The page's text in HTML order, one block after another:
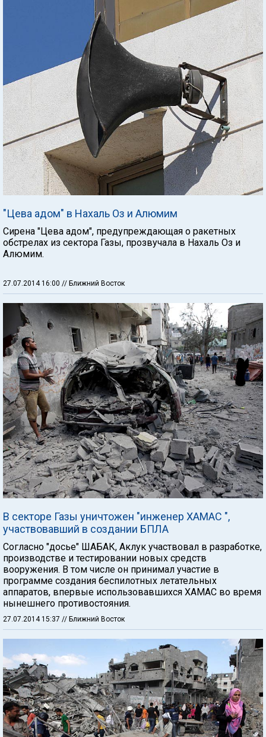
"Цева адом" в Нахаль Оз и Алюмим
Сирена "Цева адом", предупреждающая о ракетных
обстрелах из сектора Газы, прозвучала в Нахаль Оз и
Алюмим.
27.07.2014 16:00 // Ближний Восток
В секторе Газы уничтожен "инженер ХАМАС ",
участвовавший в создании БПЛА
Согласно "досье" ШАБАК, Аклук участвовал в разработке,
производстве и тестировании новых средств
вооружения. В том числе он принимал участие в
программе создания беспилотных летательных
аппаратов, впервые использовавшихся ХАМАС во время
нынешнего противостояния.
27.07.2014 15:37 // Ближний Восток